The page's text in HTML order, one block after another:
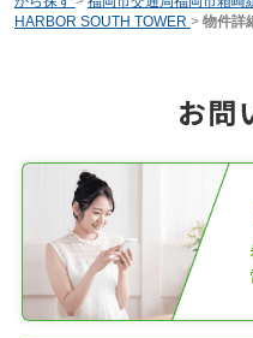
HARBOR SOUTH TOWER > 物件詳
お問